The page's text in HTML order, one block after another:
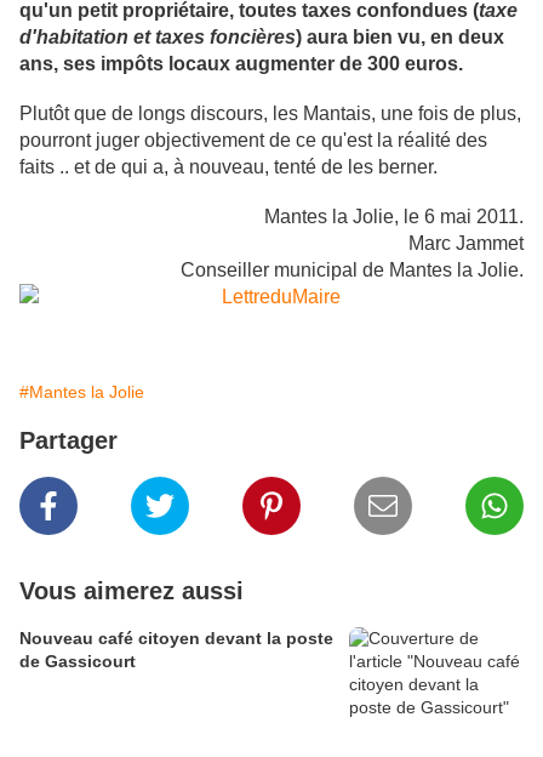
qu'un petit propriétaire, toutes taxes confondues (taxe
d'habitation et taxes foncières) aura bien vu, en deux
ans, ses impôts locaux augmenter de 300 euros.
Plutôt que de longs discours, les Mantais, une fois de plus,
pourront juger objectivement de ce qu'est la réalité des
faits .. et de qui a, à nouveau, tenté de les berner.
Mantes la Jolie, le 6 mai 2011.
Marc Jammet
Conseiller municipal de Mantes la Jolie.
#Mantes la Jolie
Partager
Vous aimerez aussi
Nouveau café citoyen devant la poste
de Gassicourt